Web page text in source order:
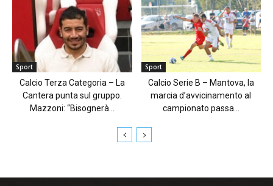
Sport
Calcio Terza Categoria – La
Cantera punta sul gruppo.
Mazzoni: “Bisognerà...
Sport
Calcio Serie B – Mantova, la
marcia d’avvicinamento al
campionato passa...